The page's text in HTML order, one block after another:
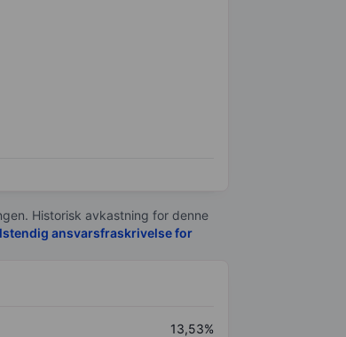
Historisk avkastning for denne
ansvarsfraskrivelse for
13,53%